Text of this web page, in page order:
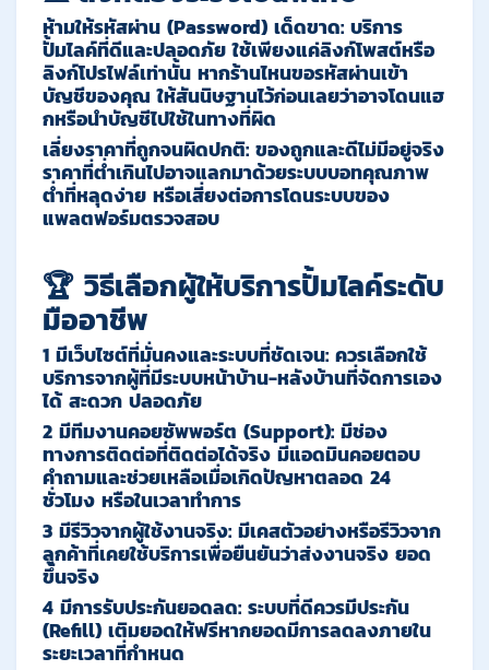
ห้ามให้รหัสผ่าน (Password) เด็ดขาด: บริการ
ปั้มไลค์ที่ดีและปลอดภัย ใช้เพียงแค่ลิงก์โพสต์หรือ
ลิงก์โปรไฟล์เท่านั้น หากร้านไหนขอรหัสผ่านเข้า
บัญชีของคุณ ให้สันนิษฐานไว้ก่อนเลยว่าอาจโดนแฮ
กหรือนำบัญชีไปใช้ในทางที่ผิด
เลี่ยงราคาที่ถูกจนผิดปกติ: ของถูกและดีไม่มีอยู่จริง
ราคาที่ต่ำเกินไปอาจแลกมาด้วยระบบบอทคุณภาพ
ต่ำที่หลุดง่าย หรือเสี่ยงต่อการโดนระบบของ
แพลตฟอร์มตรวจสอบ
🏆 วิธีเลือกผู้ให้บริการปั้มไลค์ระดับ
มืออาชีพ
1 มีเว็บไซต์ที่มั่นคงและระบบที่ชัดเจน: ควรเลือกใช้
บริการจากผู้ที่มีระบบหน้าบ้าน-หลังบ้านที่จัดการเอง
ได้ สะดวก ปลอดภัย
2 มีทีมงานคอยซัพพอร์ต (Support): มีช่อง
ทางการติดต่อที่ติดต่อได้จริง มีแอดมินคอยตอบ
คำถามและช่วยเหลือเมื่อเกิดปัญหาตลอด 24
ชั่วโมง หรือในเวลาทำการ
3 มีรีวิวจากผู้ใช้งานจริง: มีเคสตัวอย่างหรือรีวิวจาก
ลูกค้าที่เคยใช้บริการเพื่อยืนยันว่าส่งงานจริง ยอด
ขึ้นจริง
4 มีการรับประกันยอดลด: ระบบที่ดีควรมีประกัน
(Refill) เติมยอดให้ฟรีหากยอดมีการลดลงภายใน
ระยะเวลาที่กำหนด